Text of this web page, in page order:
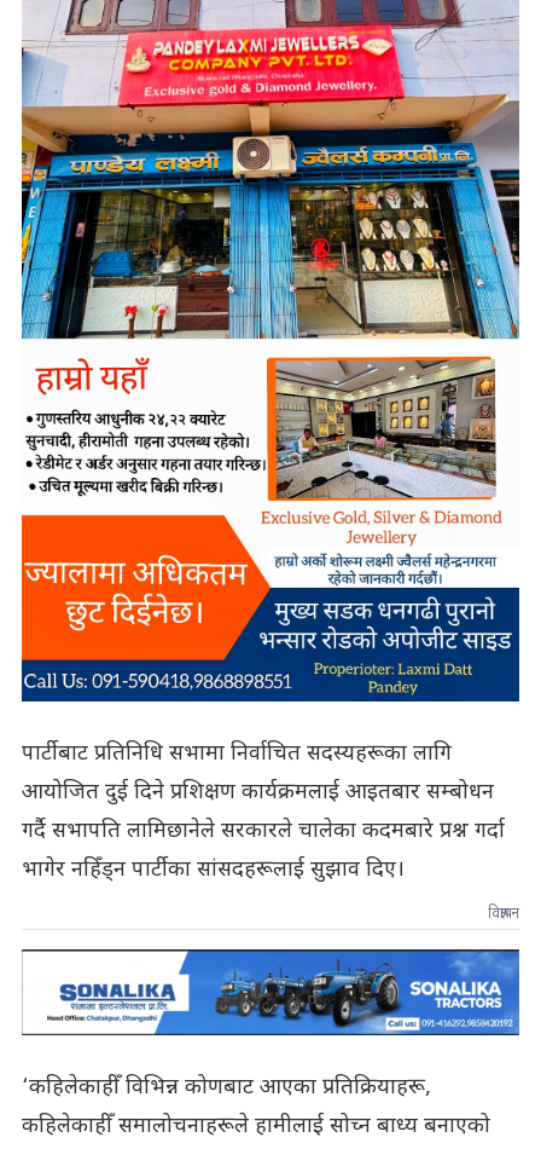
पार्टीबाट प्रतिनिधि सभामा निर्वाचित सदस्यहरूका लागि
आयोजित दुई दिने प्रशिक्षण कार्यक्रमलाई आइतबार सम्बोधन
गर्दै सभापति लामिछानेले सरकारले चालेका कदमबारे प्रश्न गर्दा
भागेर नहिँड्न पार्टीका सांसदहरूलाई सुझाव दिए।
विज्ञापन
‘कहिलेकाहीँ विभिन्न कोणबाट आएका प्रतिक्रियाहरू,
कहिलेकाहीँ समालोचनाहरूले हामीलाई सोच्न बाध्य बनाएको